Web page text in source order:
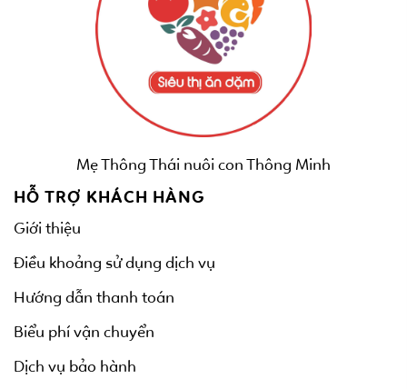
Mẹ Thông Thái nuôi con Thông Minh
HỖ TRỢ KHÁCH HÀNG
Giới thiệu
Điều khoảng sử dụng dịch vụ
Hướng dẫn thanh toán
Biểu phí vận chuyển
Dịch vụ bảo hành